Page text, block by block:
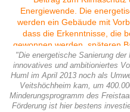
"Die energetische Sanierung
innovatives und ambitioniertes
Huml im April 2013 noch als
Veitshöchheim kam, um
Minderungsprogramm des
Förderung ist hier bestens